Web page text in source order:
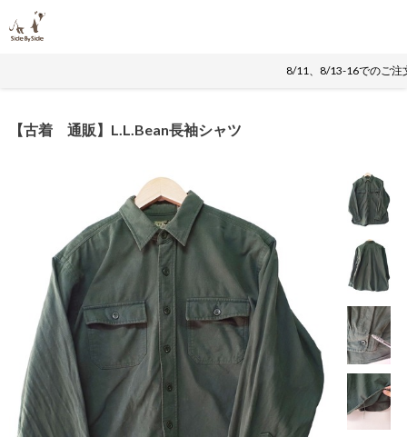
8/11、8/13-16でのご注
【古着 通販】L.L.Bean長袖シャツ